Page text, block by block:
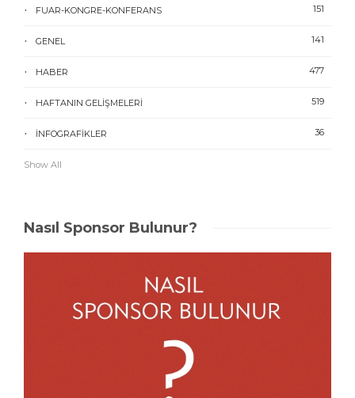
FUAR-KONGRE-KONFERANS 151
GENEL 141
HABER 477
HAFTANIN GELIŞMELERI 519
İNFOGRAFIKLER 36
Show All
Nasıl Sponsor Bulunur?